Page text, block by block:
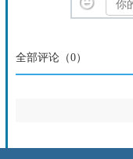
全部评论（0）